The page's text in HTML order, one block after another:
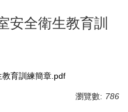
安全衛生教育訓
育訓練簡章.pdf
瀏覽數: 786